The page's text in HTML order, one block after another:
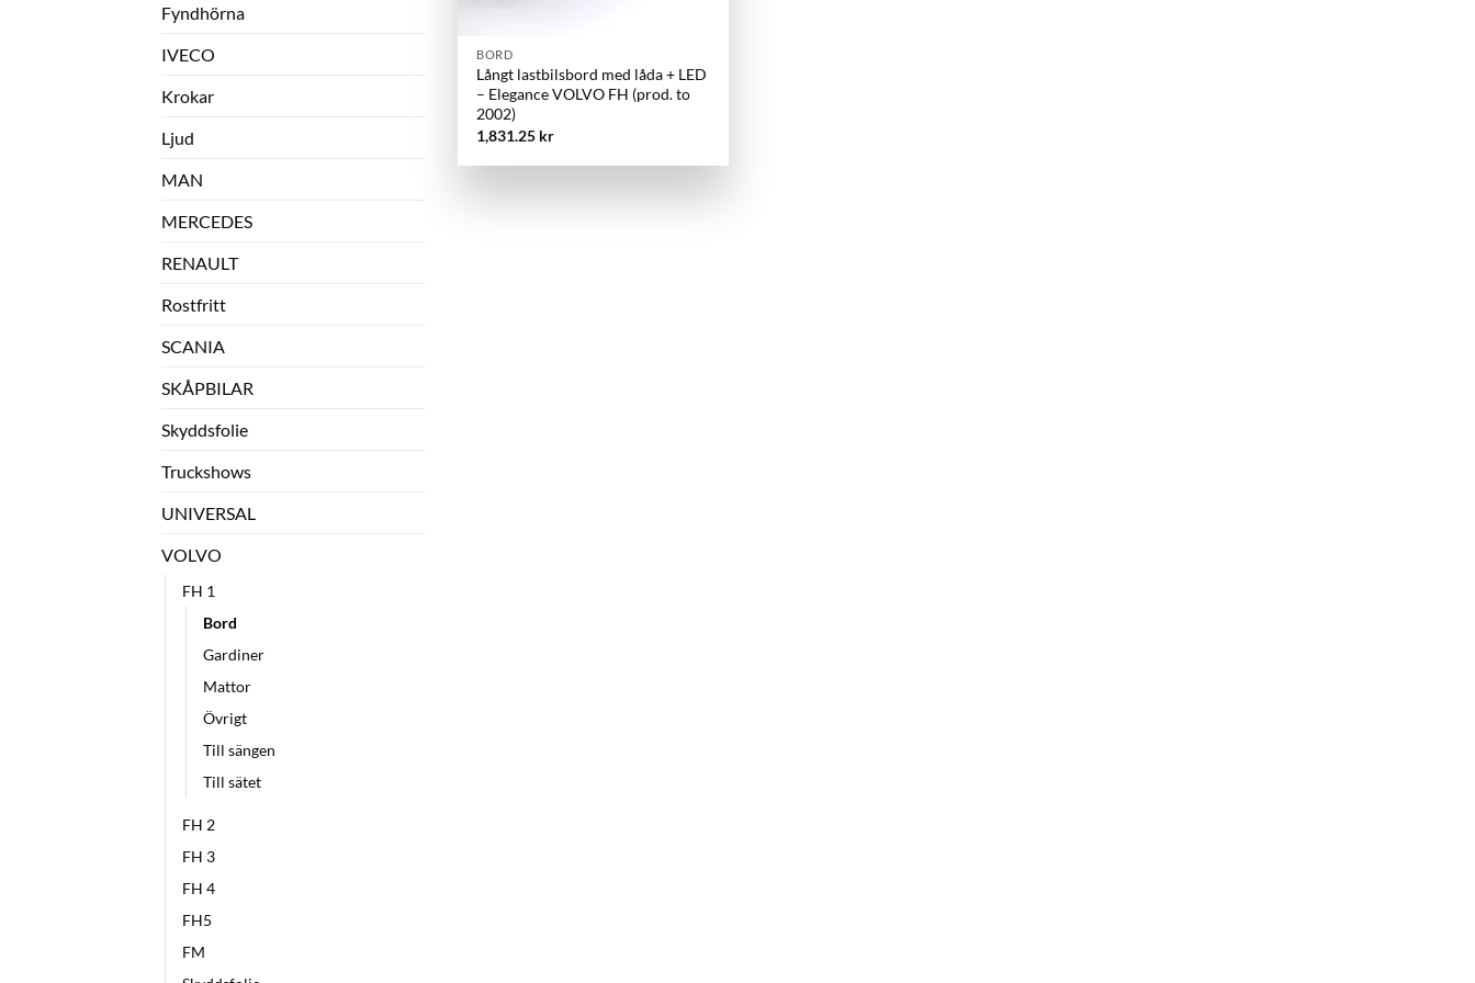
Fyndhörna
IVECO
Krokar
Ljud
MAN
MERCEDES
RENAULT
Rostfritt
SCANIA
SKÅPBILAR
Skyddsfolie
Truckshows
UNIVERSAL
VOLVO
FH 1
Bord
Gardiner
Mattor
Övrigt
Till sängen
Till sätet
FH 2
FH 3
FH 4
FH5
FM
BORD
Långt lastbilsbord med låda + LED
– Elegance VOLVO FH (prod. to
2002)
1,831.25 kr